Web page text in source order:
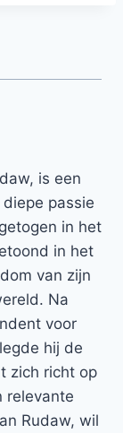
is een
passie
in het
in het
van zijn
Na
voor
hij de
zich richt op
relevante
Rudaw, wil